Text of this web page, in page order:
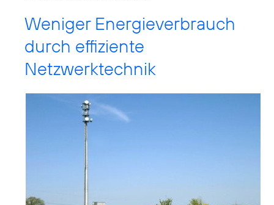
Weniger Energieverbrauch
durch effiziente
Netzwerktechnik